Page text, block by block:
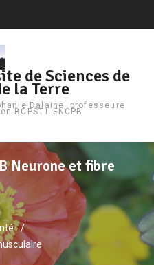
de Sciences de
la Terre
Dalaine, professeure
BCPST1 ENCPB
Neurone et fibre